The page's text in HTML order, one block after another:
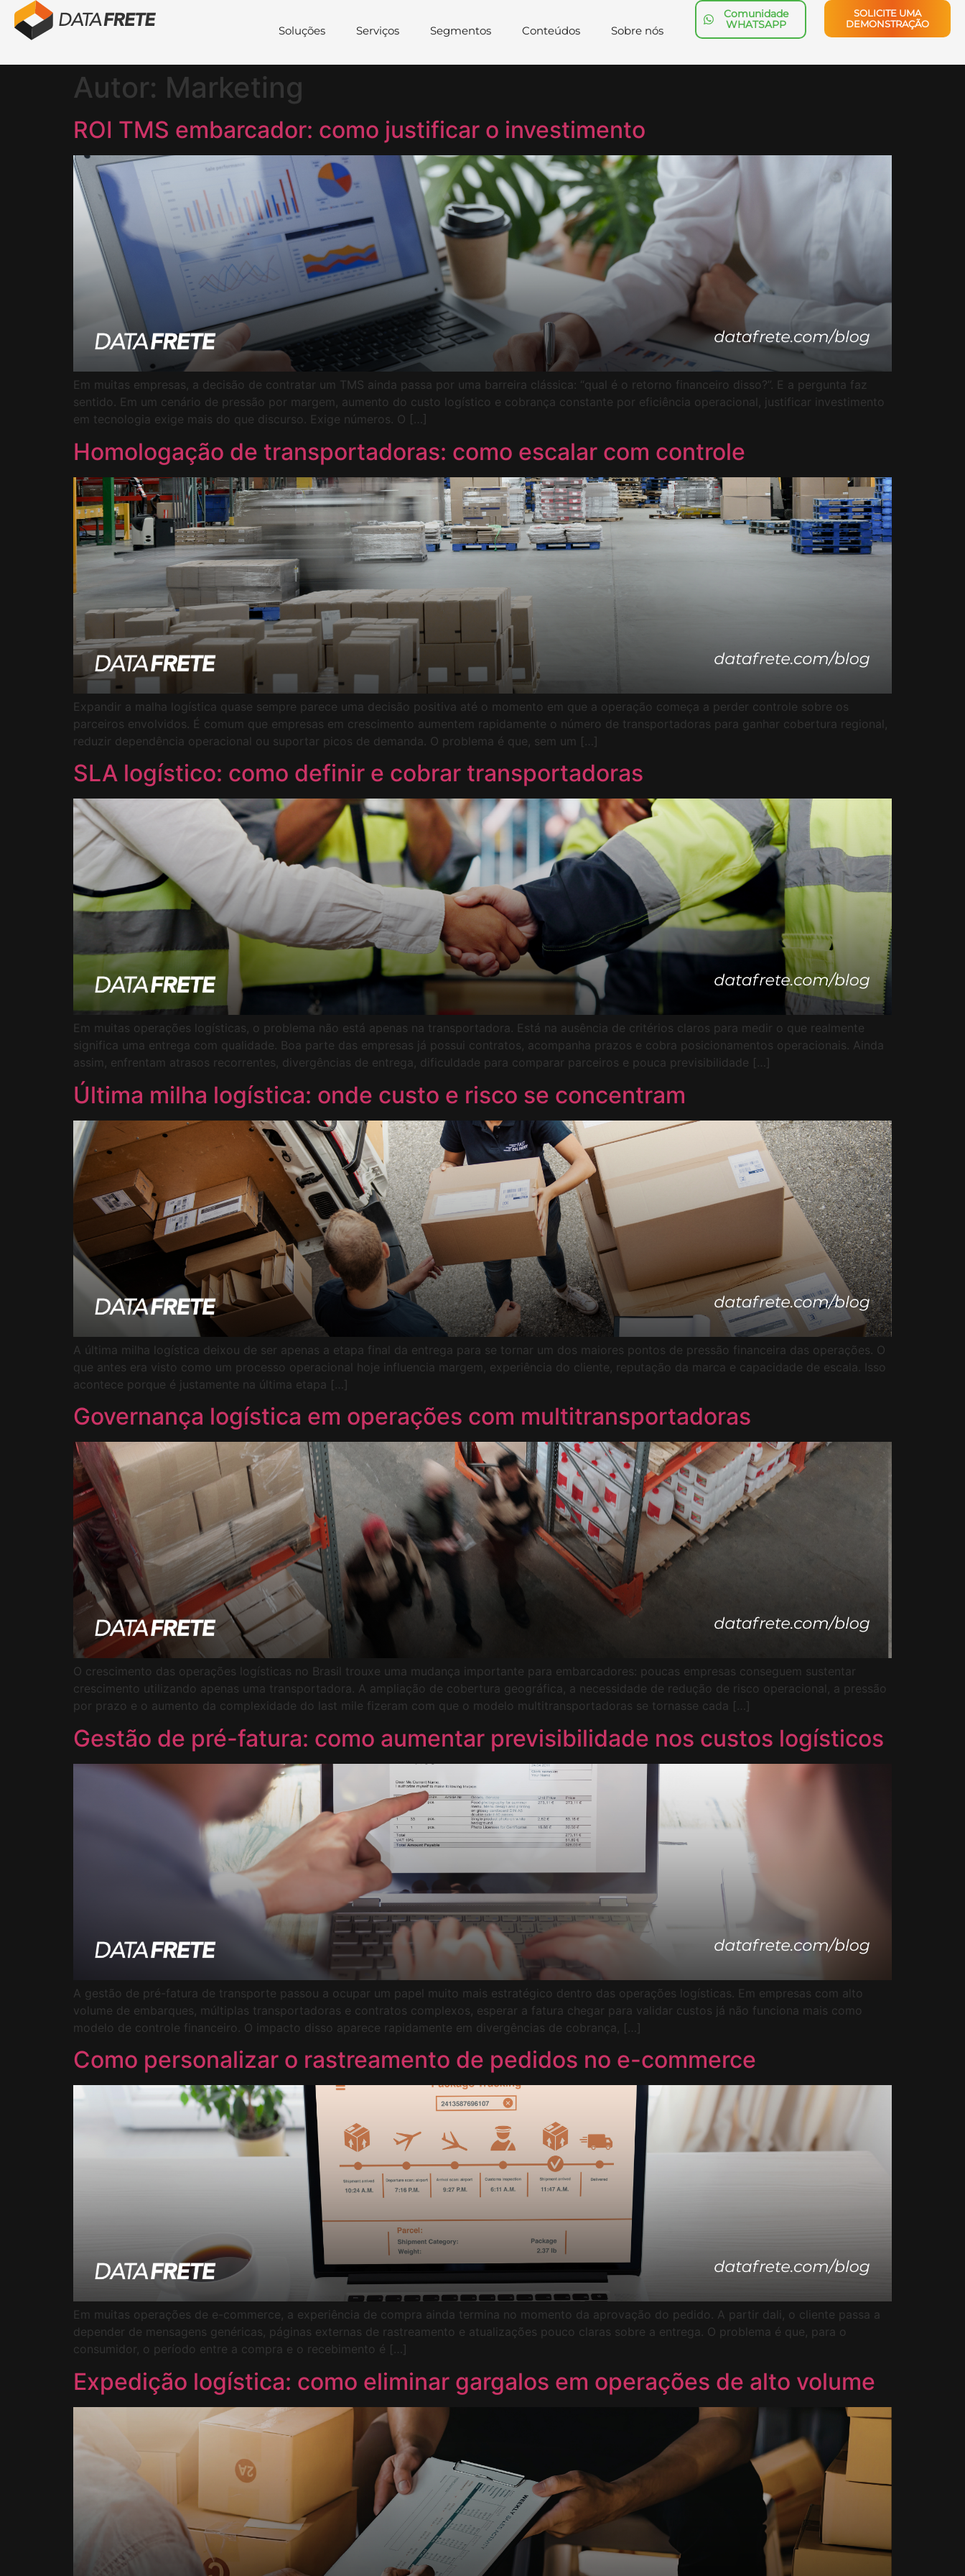
Soluções Serviços Segmentos Conteúdos Sobre nós
Comunidade
WHATSAPP
SOLICITE UMA
DEMONSTRAÇÃO
Autor: Marketing
ROI TMS embarcador: como justificar o investimento
Em muitas empresas, a decisão de contratar um TMS ainda passa por uma barreira clássica: “qual é o retorno financeiro disso?”. E a pergunta faz
sentido. Em um cenário de pressão por margem, aumento do custo logístico e cobrança constante por eficiência operacional, justificar investimento
em tecnologia exige mais do que discurso. Exige números. O […]
Homologação de transportadoras: como escalar com controle
Expandir a malha logística quase sempre parece uma decisão positiva até o momento em que a operação começa a perder controle sobre os
parceiros envolvidos. É comum que empresas em crescimento aumentem rapidamente o número de transportadoras para ganhar cobertura regional,
reduzir dependência operacional ou suportar picos de demanda. O problema é que, sem um […]
SLA logístico: como definir e cobrar transportadoras
Em muitas operações logísticas, o problema não está apenas na transportadora. Está na ausência de critérios claros para medir o que realmente
significa uma entrega com qualidade. Boa parte das empresas já possui contratos, acompanha prazos e cobra posicionamentos operacionais. Ainda
assim, enfrentam atrasos recorrentes, divergências de entrega, dificuldade para comparar parceiros e pouca previsibilidade […]
Última milha logística: onde custo e risco se concentram
A última milha logística deixou de ser apenas a etapa final da entrega para se tornar um dos maiores pontos de pressão financeira das operações. O
que antes era visto como um processo operacional hoje influencia margem, experiência do cliente, reputação da marca e capacidade de escala. Isso
acontece porque é justamente na última etapa […]
Governança logística em operações com multitransportadoras
O crescimento das operações logísticas no Brasil trouxe uma mudança importante para embarcadores: poucas empresas conseguem sustentar
crescimento utilizando apenas uma transportadora. A ampliação de cobertura geográfica, a necessidade de redução de risco operacional, a pressão
por prazo e o aumento da complexidade do last mile fizeram com que o modelo multitransportadoras se tornasse cada […]
Gestão de pré-fatura: como aumentar previsibilidade nos custos logísticos
A gestão de pré-fatura de transporte passou a ocupar um papel muito mais estratégico dentro das operações logísticas. Em empresas com alto
volume de embarques, múltiplas transportadoras e contratos complexos, esperar a fatura chegar para validar custos já não funciona mais como
modelo de controle financeiro. O impacto disso aparece rapidamente em divergências de cobrança, […]
Como personalizar o rastreamento de pedidos no e-commerce
Em muitas operações de e-commerce, a experiência de compra ainda termina no momento da aprovação do pedido. A partir dali, o cliente passa a
depender de mensagens genéricas, páginas externas de rastreamento e atualizações pouco claras sobre a entrega. O problema é que, para o
consumidor, o período entre a compra e o recebimento é […]
Expedição logística: como eliminar gargalos em operações de alto volume